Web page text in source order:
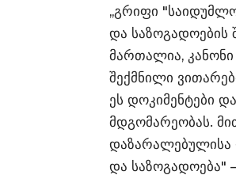
,,გრიფი
და საზოგადოების
მართალია, კანონი
შექმნილი
ეს დოკიმენტები
მდგომარეობას.
დაზარალებულისა
და საზოგადოება"